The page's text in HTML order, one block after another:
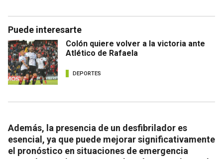
Puede interesarte
Colón quiere volver a la victoria ante
Atlético de Rafaela
DEPORTES
Además, la presencia de un desfibrilador es
esencial, ya que puede mejorar significativamente
el pronóstico en situaciones de emergencia